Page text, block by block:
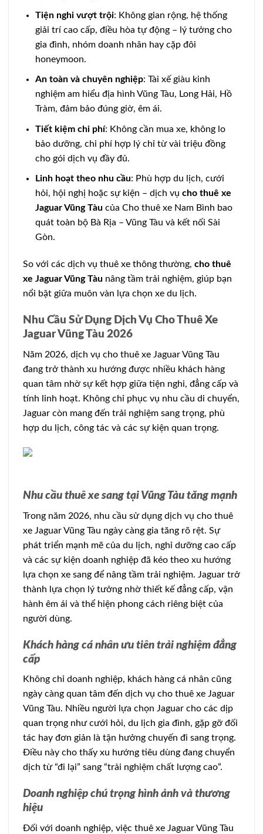
Tiện nghi vượt trội: Không gian rộng, hệ thống
giải trí cao cấp, điều hòa tự động – lý tưởng cho
gia đình, nhóm doanh nhân hay cặp đôi
honeymoon.
An toàn và chuyên nghiệp: Tài xế giàu kinh
nghiệm am hiểu địa hình Vũng Tàu, Long Hải, Hồ
Tràm, đảm bảo đúng giờ, êm ái.
Tiết kiệm chi phí: Không cần mua xe, không lo
bảo dưỡng, chi phí hợp lý chỉ từ vài triệu đồng
cho gói dịch vụ đầy đủ.
Linh hoạt theo nhu cầu: Phù hợp du lịch, cưới
hỏi, hội nghị hoặc sự kiện – dịch vụ cho thuê xe
Jaguar Vũng Tàu của Cho thuê xe Nam Bình bao
quát toàn bộ Bà Rịa – Vũng Tàu và kết nối Sài
Gòn.
So với các dịch vụ thuê xe thông thường, cho thuê
xe Jaguar Vũng Tàu nâng tầm trải nghiệm, giúp bạn
nổi bật giữa muôn vàn lựa chọn xe du lịch.
Nhu Cầu Sử Dụng Dịch Vụ Cho Thuê Xe
Jaguar Vũng Tàu 2026
Năm 2026, dịch vụ cho thuê xe Jaguar Vũng Tàu
đang trở thành xu hướng được nhiều khách hàng
quan tâm nhờ sự kết hợp giữa tiện nghi, đẳng cấp và
tính linh hoạt. Không chỉ phục vụ nhu cầu di chuyển,
Jaguar còn mang đến trải nghiệm sang trọng, phù
hợp du lịch, công tác và các sự kiện quan trọng.
Nhu cầu thuê xe sang tại Vũng Tàu tăng mạnh
Trong năm 2026, nhu cầu sử dụng dịch vụ cho thuê
xe Jaguar Vũng Tàu ngày càng gia tăng rõ rệt. Sự
phát triển mạnh mẽ của du lịch, nghỉ dưỡng cao cấp
và các sự kiện doanh nghiệp đã kéo theo xu hướng
lựa chọn xe sang để nâng tầm trải nghiệm. Jaguar trở
thành lựa chọn lý tưởng nhờ thiết kế đẳng cấp, vận
hành êm ái và thể hiện phong cách riêng biệt của
người dùng.
Khách hàng cá nhân ưu tiên trải nghiệm đẳng
cấp
Không chỉ doanh nghiệp, khách hàng cá nhân cũng
ngày càng quan tâm đến dịch vụ cho thuê xe Jaguar
Vũng Tàu. Nhiều người lựa chọn Jaguar cho các dịp
quan trọng như cưới hỏi, du lịch gia đình, gặp gỡ đối
tác hay đơn giản là tận hưởng chuyến đi sang trọng.
Điều này cho thấy xu hướng tiêu dùng đang chuyển
dịch từ “đi lại” sang “trải nghiệm chất lượng cao”.
Doanh nghiệp chú trọng hình ảnh và thương
hiệu
Đối với doanh nghiệp, việc thuê xe Jaguar Vũng Tàu